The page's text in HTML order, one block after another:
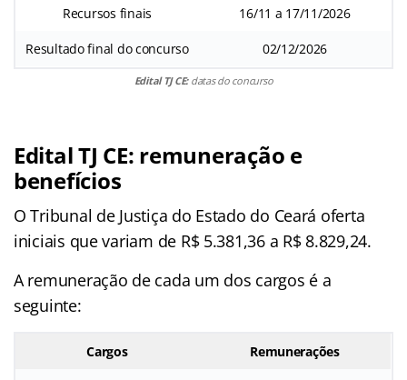
Recursos finais 16/11 a 17/11/2026
Resultado final do concurso 02/12/2026
Edital TJ CE:datas do concurso
Edital TJ CE: remuneração e
benefícios
O Tribunal de Justiça do Estado do Ceará oferta
iniciais que variam de R$ 5.381,36 a R$ 8.829,24.
A remuneração de cada um dos cargos é a
seguinte:
Cargos Remunerações